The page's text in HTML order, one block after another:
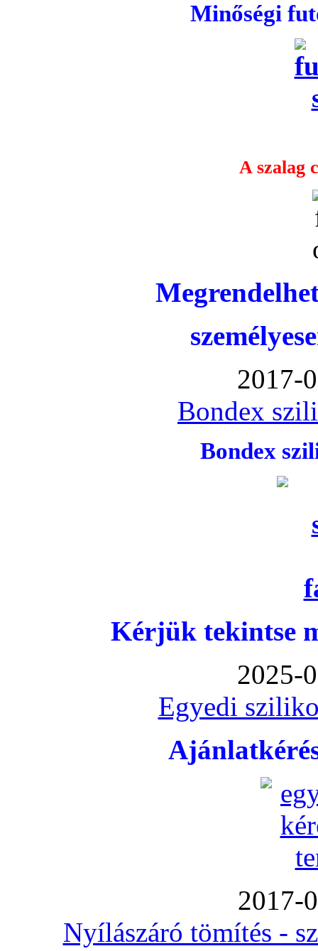
Minőségi
A szalag
2017-
Bondex
Bondex
Kérjük tekintse
2025-
Egyedi
2017-
Nyílászáró tömítés -